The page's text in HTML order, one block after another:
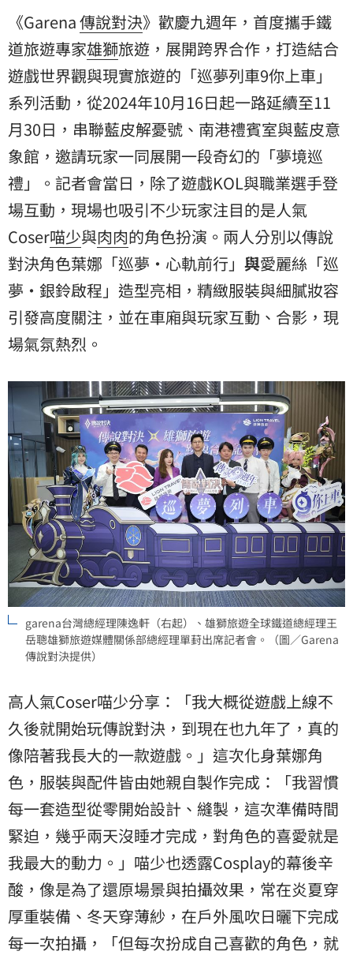
《Garena傳說對決》歡慶九週年，首度攜手鐵
道旅遊專家雄獅旅遊，展開跨界合作，打造結合
遊戲世界觀與現實旅遊的「巡夢列車9你上車」
系列活動，從2024年10月16日起一路延續至11
月30日，串聯藍皮解憂號、南港禮賓室與藍皮意
象館，邀請玩家一同展開一段奇幻的「夢境巡
禮」。記者會當日，除了遊戲KOL與職業選手登
場互動，現場也吸引不少玩家注目的是人氣
Coser喵少與肉肉的角色扮演。兩人分別以傳說
對決角色葉娜「巡夢·心軌前行」 與愛麗絲「巡
夢·銀鈴啟程」造型亮相，精緻服裝與細膩妝容
引發高度關注，並在車廂與玩家互動、合影，現
場氣氛熱烈。
garena台灣總經理陳逸軒（右起）、雄獅旅遊全球鐵道總經理王
岳聰雄獅旅遊媒體關係部總經理單葑出席記者會。（圖／Garena
傳說對決提供）
高人氣Coser喵少分享：「我大概從遊戲上線不
久後就開始玩傳說對決，到現在也九年了，真的
像陪著我長大的一款遊戲。」這次化身葉娜角
色，服裝與配件皆由她親自製作完成：「我習慣
每一套造型從零開始設計、縫製，這次準備時間
緊迫，幾乎兩天沒睡才完成，對角色的喜愛就是
我最大的動力。」喵少也透露Cosplay的幕後辛
酸，像是為了還原場景與拍攝效果，常在炎夏穿
厚重裝備、冬天穿薄紗，在戶外風吹日曬下完成
每一次拍攝，「但每次扮成自己喜歡的角色，就